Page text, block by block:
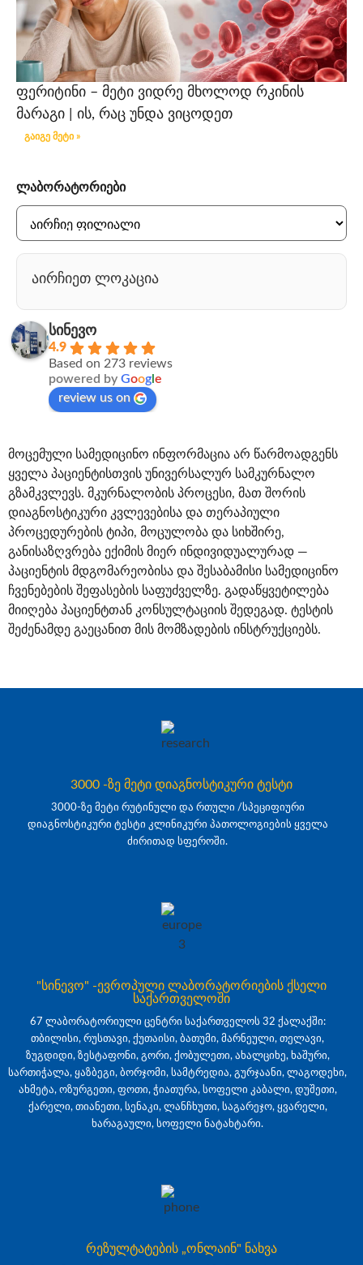
ფერიტინი – მეტი ვიდრე მხოლოდ რკინის
მარაგი | ის, რაც უნდა ვიცოდეთ
გაიგე მეტი »
ლაბორატორიები
აირჩიეთ ლოკაცია
სინევო
4.9
Based on 273 reviews
powered by Google
review us on
მოცემული სამედიცინო ინფორმაცია არ წარმოადგენს
ყველა პაციენტისთვის უნივერსალურ სამკურნალო
გზამკვლევს. მკურნალობის პროცესი, მათ შორის
დიაგნოსტიკური კვლევებისა და თერაპიული
პროცედურების ტიპი, მოცულობა და სიხშირე,
განისაზღვრება ექიმის მიერ ინდივიდუალურად —
პაციენტის მდგომარეობისა და შესაბამისი სამედიცინო
ჩვენებების შეფასების საფუძველზე. გადაწყვეტილება
მიიღება პაციენტთან კონსულტაციის შედეგად. ტესტის
შეძენამდე გაეცანით მის მომზადების ინსტრუქციებს.
3000 -ზე მეტი დიაგნოსტიკური ტესტი
3000-ზე მეტი რუტინული და რთული /სპეციფიური
დიაგნოსტიკური ტესტი კლინიკური პათოლოგიების ყველა
ძირითად სფეროში.
"სინევო" -ევროპული ლაბორატორიების ქსელი
საქართველოში
67 ლაბორატორიული ცენტრი საქართველოს 32 ქალაქში:
თბილისი, რუსთავი, ქუთაისი, ბათუმი, მარნეული, თელავი,
ზუგდიდი, ზესტაფონი, გორი, ქობულეთი, ახალციხე, ხაშური,
სართიჭალა, ყაზბეგი, ბორჯომი, სამტრედია, გურჯაანი, ლაგოდეხი,
ახმეტა, ოზურგეთი, ფოთი, ჭიათურა, სოფელი კაბალი, დუშეთი,
ქარელი, თიანეთი, სენაკი, ლანჩხუთი, საგარეჯო, ყვარელი,
ხარაგაული, სოფელი ნატახტარი.
რეზულტატების „ონლაინ" ნახვა